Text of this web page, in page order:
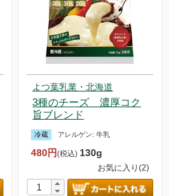
よつ葉乳業・北海道
3種のチーズ 濃厚コク
旨ブレンド
冷蔵 アレルゲン:牛乳
480円(税込) 130g
お気に入り(2)